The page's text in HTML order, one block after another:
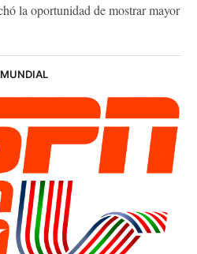
la oportunidad de mostrar mayor